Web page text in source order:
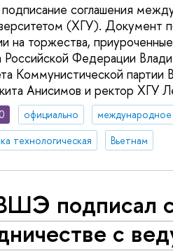
подписание соглашения
(ХГУ). Документ
на торжества,
Федерации
Коммунистической партии
Анисимов и ректор ХГУ
официально
технологическая Вьетнам
подписал
с